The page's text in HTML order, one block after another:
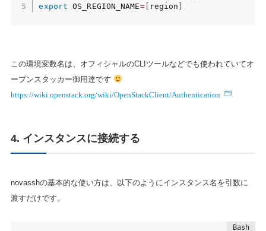
export OS_REGION_NAME=[ region
この環境変数名は、オフィシャルのCLIツールなどでも使われていてオ
ープンスタッカー御用達です
https://wiki.openstack.org/wiki/OpenStackClient/Authentication
4. インスタンスに接続する
novasshの基本的な使い方は、以下のようにインスタンス名を引数に
渡すだけです。